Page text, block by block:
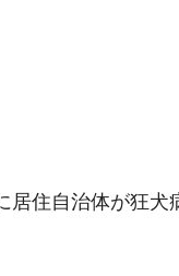
居住自治体が狂犬